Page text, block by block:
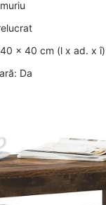
x 40 cm (l x ad. x î)
Da